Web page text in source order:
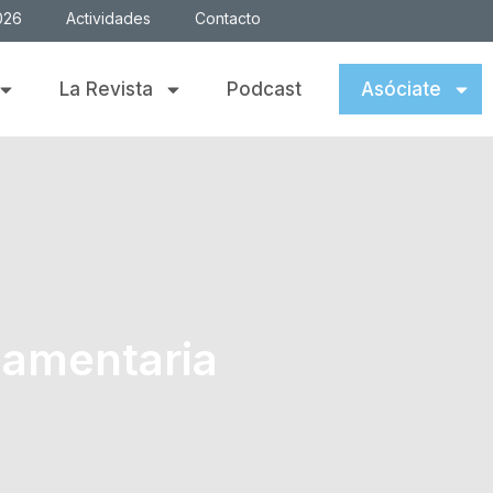
Actividades Contacto
La Revista Podcast Asóciate